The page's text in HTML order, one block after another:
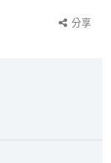
分享